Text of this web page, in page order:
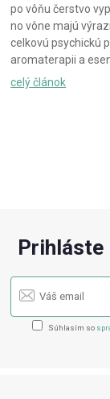
po vôňu čerstvo
no vône majú
celkovú psychickú
aromaterapii a
celý článok
Prihláste
Súhlasím so